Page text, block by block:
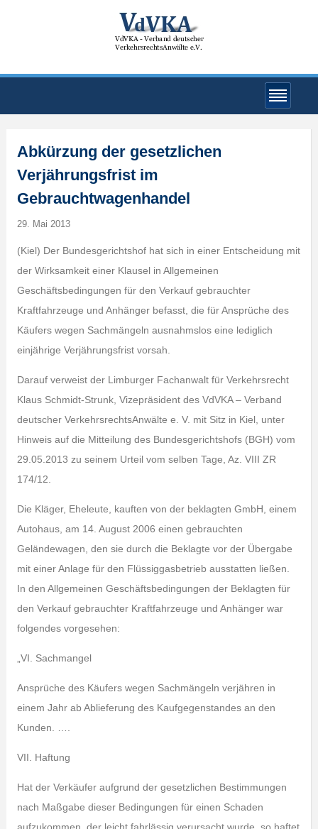
Abkürzung der gesetzlichen
Verjährungsfrist im
Gebrauchtwagenhandel
29. Mai 2013
(Kiel) Der Bundesgerichtshof hat sich in einer Entscheidung mit
der Wirksamkeit einer Klausel in Allgemeinen
Geschäftsbedingungen für den Verkauf gebrauchter
Kraftfahrzeuge und Anhänger befasst, die für Ansprüche des
Käufers wegen Sachmängeln ausnahmslos eine lediglich
einjährige Verjährungsfrist vorsah.
Darauf verweist der Limburger Fachanwalt für Verkehrsrecht
Klaus Schmidt-Strunk, Vizepräsident des VdVKA – Verband
deutscher VerkehrsrechtsAnwälte e. V. mit Sitz in Kiel, unter
Hinweis auf die Mitteilung des Bundesgerichtshofs (BGH) vom
29.05.2013 zu seinem Urteil vom selben Tage, Az. VIII ZR
174/12.
Die Kläger, Eheleute, kauften von der beklagten GmbH, einem
Autohaus, am 14. August 2006 einen gebrauchten
Geländewagen, den sie durch die Beklagte vor der Übergabe
mit einer Anlage für den Flüssiggasbetrieb ausstatten ließen.
In den Allgemeinen Geschäftsbedingungen der Beklagten für
den Verkauf gebrauchter Kraftfahrzeuge und Anhänger war
folgendes vorgesehen:
„VI. Sachmangel
Ansprüche des Käufers wegen Sachmängeln verjähren in
einem Jahr ab Ablieferung des Kaufgegenstandes an den
Kunden. ….
VII. Haftung
Hat der Verkäufer aufgrund der gesetzlichen Bestimmungen
nach Maßgabe dieser Bedingungen für einen Schaden